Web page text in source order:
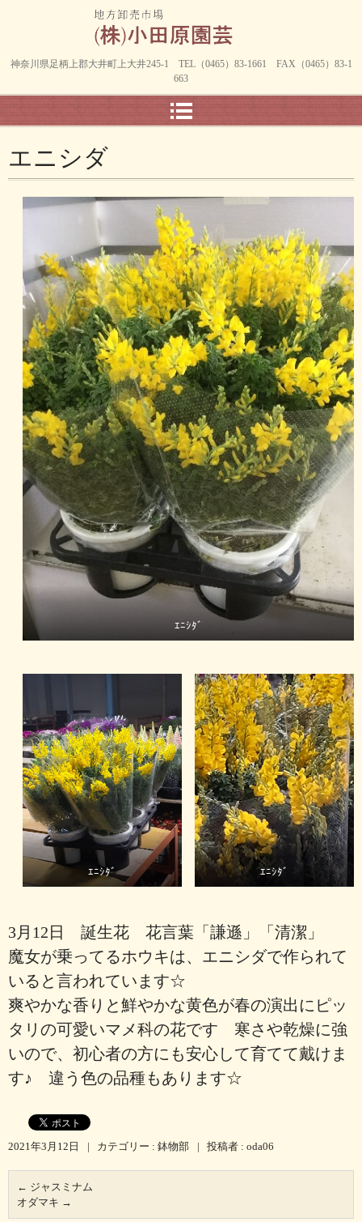
神奈川県足柄上郡大井町上大井245-1 TEL（0465）83-1661 FAX（0465）83-1
663
エニシダ
ｴﾆｼﾀﾞ
ｴﾆｼﾀﾞ ｴﾆｼﾀﾞ
3月12日 誕生花 花言葉「謙遜」「清潔」
魔女が乗ってるホウキは、エニシダで作られて
いると言われています☆
爽やかな香りと鮮やかな黄色が春の演出にピッ
タリの可愛いマメ科の花です 寒さや乾燥に強
いので、初心者の方にも安心して育てて戴けま
す♪ 違う色の品種もあります☆
2021年3月12日 | カテゴリー : 鉢物部 | 投稿者 : oda06
← ジャスミナム
オダマキ →